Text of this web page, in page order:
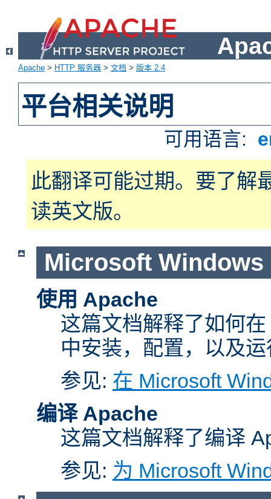
Apache > HTTP 服务器 > 文档 > 版本 2.4
平台相关说明
可用语言:
此翻译可能过期。要了解
读英文版。
Microsoft Windows
使用 Apache
这篇文档解释了如何
中安装，配置，以及
参见: 在 Microsoft
编译 Apache
这篇文档解释了编译
参见: 为 Microsoft